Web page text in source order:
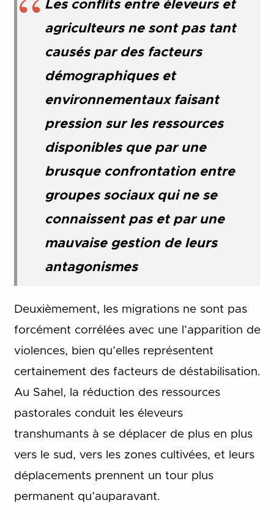
Les conflits entre éleveurs et
agriculteurs ne sont pas tant
causés par des facteurs
démographiques et
environnementaux faisant
pression sur les ressources
disponibles que par une
brusque confrontation entre
groupes sociaux qui ne se
connaissent pas et par une
mauvaise gestion de leurs
antagonismes
Deuxièmement, les migrations ne sont pas
forcément corrélées avec une l’apparition de
violences, bien qu’elles représentent
certainement des facteurs de déstabilisation.
Au Sahel, la réduction des ressources
pastorales conduit les éleveurs
transhumants à se déplacer de plus en plus
vers le sud, vers les zones cultivées, et leurs
déplacements prennent un tour plus
permanent qu’auparavant.